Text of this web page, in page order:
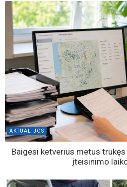
AKTUALIJOS
Baigėsi ketverius metus
įteisinimo